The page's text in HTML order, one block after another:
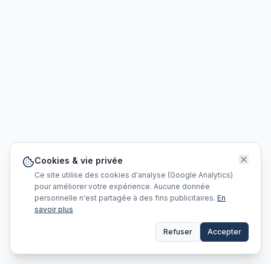
Cookies & vie privée
Ce site utilise des cookies d'analyse (Google Analytics)
pour améliorer votre expérience. Aucune donnée
personnelle n'est partagée à des fins publicitaires. En
savoir plus
Refuser Accepter